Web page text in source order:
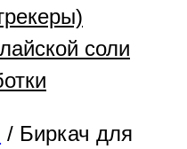
соли
/ Биркач для